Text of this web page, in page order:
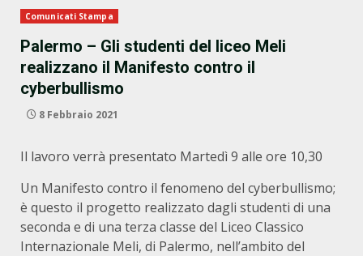
Comunicati Stampa
Palermo – Gli studenti del liceo Meli
realizzano il Manifesto contro il
cyberbullismo
8 Febbraio 2021
Il lavoro verrà presentato Martedì 9 alle ore 10,30
Un Manifesto contro il fenomeno del cyberbullismo;
è questo il progetto realizzato dagli studenti di una
seconda e di una terza classe del Liceo Classico
Internazionale Meli, di Palermo, nell’ambito del